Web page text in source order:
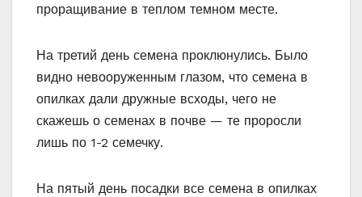
проращивание в теплом темном месте.
На третий день семена проклюнулись. Было
видно невооруженным глазом, что семена в
опилках дали дружные всходы, чего не
скажешь о семенах в почве — те проросли
лишь по 1-2 семечку.
На пятый день посадки все семена в опилках